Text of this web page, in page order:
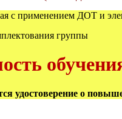
с применением ДОТ и
группы
удостоверение о